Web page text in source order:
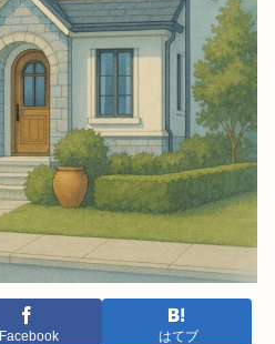
Facebook はてブ